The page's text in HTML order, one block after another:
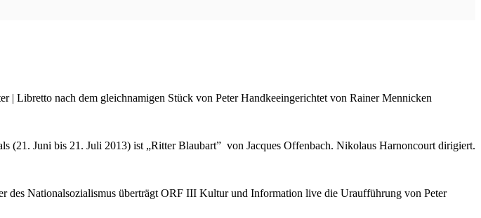
Libretto nach dem gleichnamigen Stück von Peter Handkeeingerichtet von Rainer Mennicken
(21. Juni bis 21. Juli 2013) ist „Ritter Blaubart” von Jacques Offenbach. Nikolaus Harnoncourt dirigiert.
des Nationalsozialismus überträgt ORF III Kultur und Information live die Uraufführung von Peter